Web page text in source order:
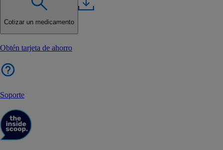
Cotizar un medicamento
Obtén tarjeta de ahorro
Soporte